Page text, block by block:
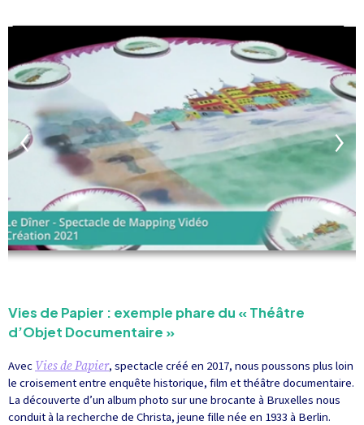
Vies de Papier : exemple phare du « Théâtre
d’Objet Documentaire »
Avec Vies de Papier, spectacle créé en 2017, nous poussons plus loin
le croisement entre enquête historique, film et théâtre documentaire.
La découverte d’un album photo sur une brocante à Bruxelles nous
conduit à la recherche de Christa, jeune fille née en 1933 à Berlin.